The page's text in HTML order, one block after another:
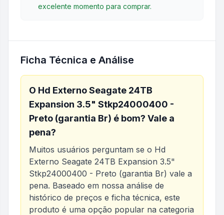
excelente momento para comprar.
Ficha Técnica e Análise
O Hd Externo Seagate 24TB
Expansion 3.5" Stkp24000400 -
Preto (garantia Br) é bom? Vale a
pena?
Muitos usuários perguntam se o Hd
Externo Seagate 24TB Expansion 3.5"
Stkp24000400 - Preto (garantia Br) vale a
pena. Baseado em nossa análise de
histórico de preços e ficha técnica, este
produto é uma opção popular na categoria